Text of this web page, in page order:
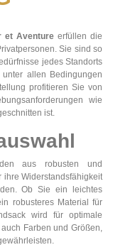
et Aventure erfüllen die
Sie sind so
jedes Standorts
allen Bedingungen
profitieren Sie von
wie
ist.
aus robusten und
ihre Widerstandsfähigkeit
Ob Sie ein leichtes
robusteres Material für
wird für optimale
Farben und Größen,